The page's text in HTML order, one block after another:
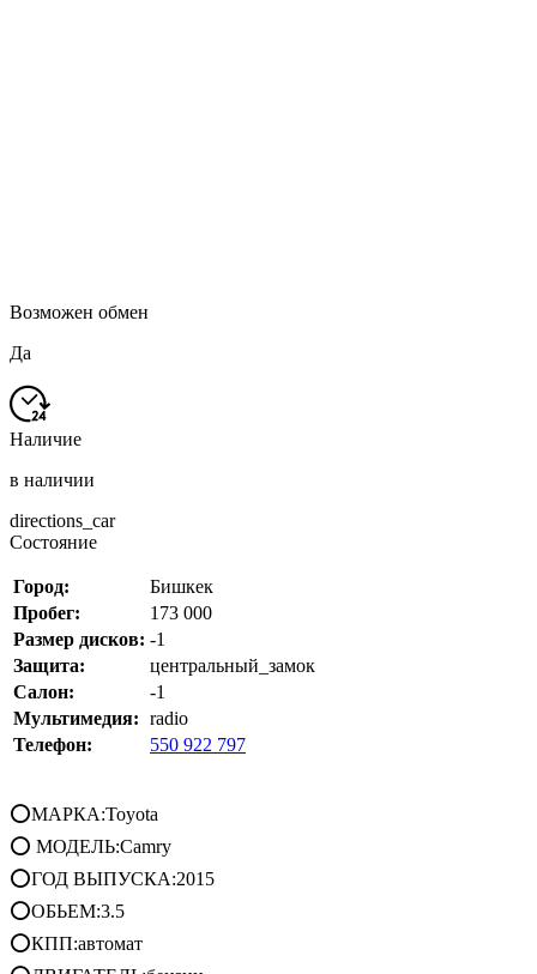
Возможен обмен
Да
Наличие
в наличии
directions_car
Состояние
Город:
Бишкек
Пробег:
173 000
Размер дисков: -1
Защита:
центральный_замок
Салон:
-1
Мультимедия: radio
Телефон:
550 922 797
⭕МАРКА:Toyota
⭕ МОДЕЛЬ:Camry
⭕ГОД ВЫПУСКА:2015
⭕ОБЬЕМ:3.5
⭕КПП:автомат